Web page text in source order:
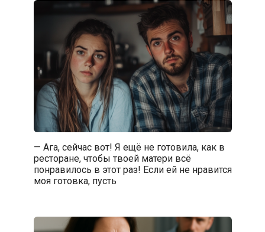
— Ага, сейчас вот! Я ещё не готовила, как в
ресторане, чтобы твоей матери всё
понравилось в этот раз! Если ей не нравится
моя готовка, пусть